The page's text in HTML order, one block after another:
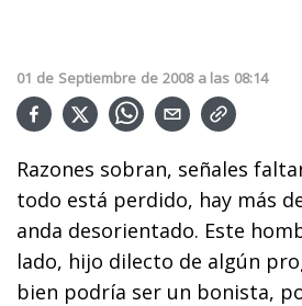
01 de Septiembre de 2008 a las 08:14
Razones sobran, señales
todo está perdido, hay más
anda desorientado. Este
lado, hijo dilecto de algún
bien podría ser un bonista,